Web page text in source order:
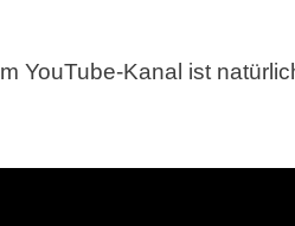
YouTube-Kanal ist